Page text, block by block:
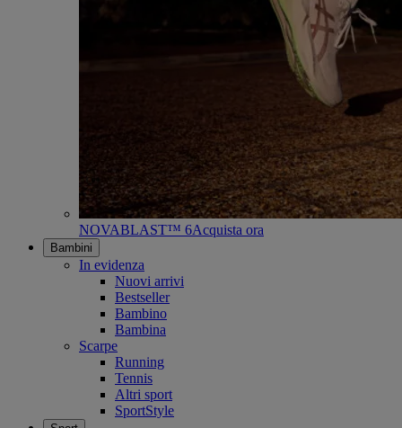
NOVABLAST™ 6Acquista ora
Bambini
In evidenza
Nuovi arrivi
Bestseller
Bambino
Bambina
Scarpe
Running
Tennis
Altri sport
SportStyle